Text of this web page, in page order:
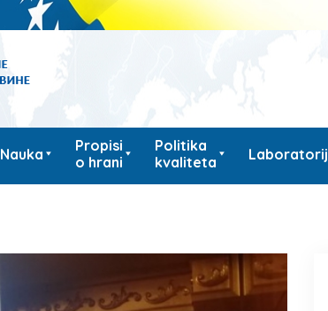
Nauka
Propisi
o hrani
Politika
kvaliteta